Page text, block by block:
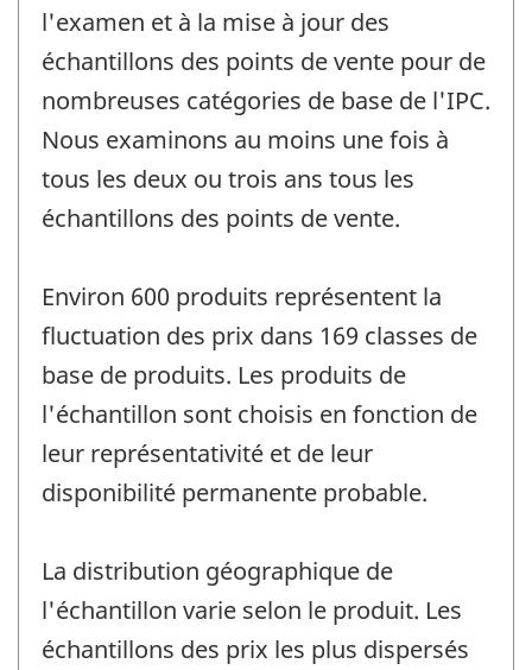
l'examen et à la mise à jour des
échantillons des points de vente pour de
nombreuses catégories de base de l'IPC.
Nous examinons au moins une fois à
tous les deux ou trois ans tous les
échantillons des points de vente.
Environ 600 produits représentent la
fluctuation des prix dans 169 classes de
base de produits. Les produits de
l'échantillon sont choisis en fonction de
leur représentativité et de leur
disponibilité permanente probable.
La distribution géographique de
l'échantillon varie selon le produit. Les
échantillons des prix les plus dispersés